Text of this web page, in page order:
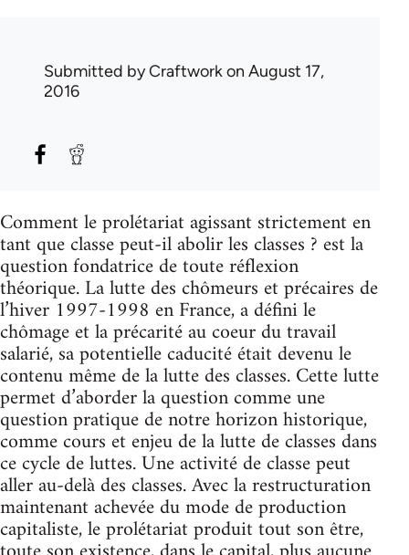
Submitted byCraftworkon August 17,
2016
Comment le prolétariat agissant strictement en
tant que classe peut-il abolir les classes ? est la
question fondatrice de toute réflexion
théorique. La lutte des chômeurs et précaires de
l’hiver 1997-1998 en France, a défini le
chômage et la précarité au coeur du travail
salarié, sa potentielle caducité était devenu le
contenu même de la lutte des classes. Cette lutte
permet d’aborder la question comme une
question pratique de notre horizon historique,
comme cours et enjeu de la lutte de classes dans
ce cycle de luttes. Une activité de classe peut
aller au-delà des classes. Avec la restructuration
maintenant achevée du mode de production
capitaliste, le prolétariat produit tout son être,